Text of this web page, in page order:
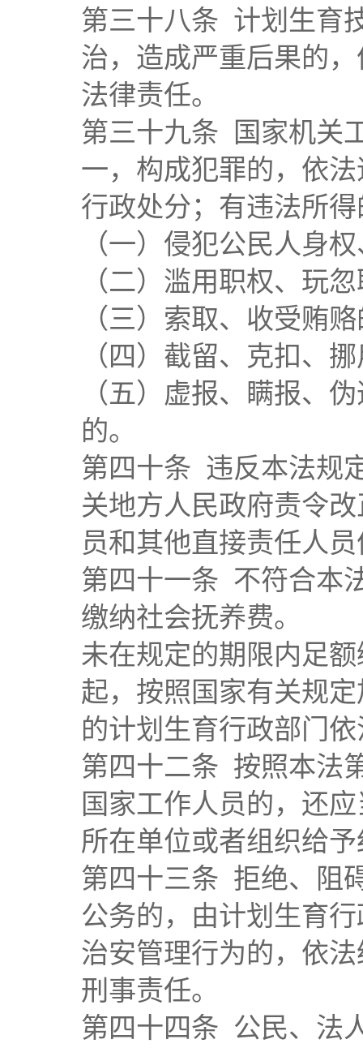
第三十八条 计划生育
治，造成严重后果的
法律责任。
第三十九条 国家机关
一，构成犯罪的，依
行政处分；有违法所
（一）侵犯公民人身
（二）滥用职权、玩
（三）索取、收受贿
（四）截留、克扣、
（五）虚报、瞒报、
的。
第四十条 违反本法规
关地方人民政府责令
员和其他直接责任人
第四十一条 不符合本
缴纳社会抚养费。
未在规定的期限内足
起，按照国家有关规
的计划生育行政部门
第四十二条 按照本法
国家工作人员的，还
所在单位或者组织给
第四十三条 拒绝、阻
公务的，由计划生育
治安管理行为的，依
刑事责任。
第四十四条 公民、法